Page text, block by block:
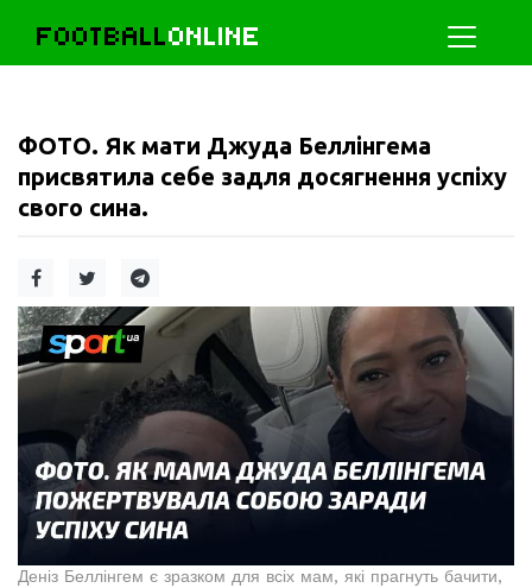
FOOTBALLONLINE
ФОТО. Як мати Джуда Беллінгема
присвятила себе задля досягнення успіху
свого сина.
Деніз Беллінгем є зразком для всіх мам, які прагнуть бачити,